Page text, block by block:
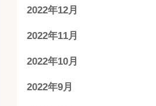
2022年12月
2022年11月
2022年10月
2022年9月